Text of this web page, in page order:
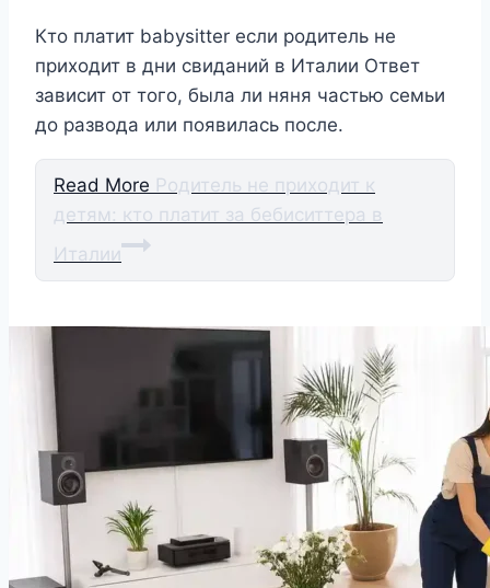
Кто платит babysitter если родитель не
приходит в дни свиданий в Италии Ответ
зависит от того, была ли няня частью семьи
до развода или появилась после.
Read More Родитель не приходит к
детям: кто платит за бебиситтера в
Италии